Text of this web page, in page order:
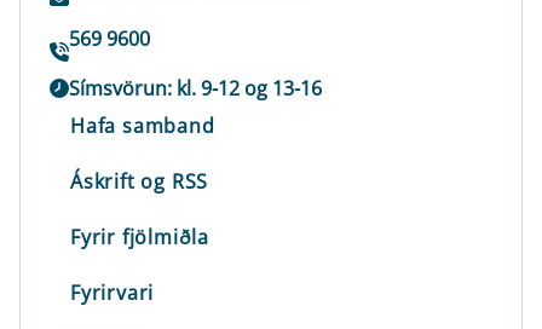
569 9600
Símsvörun: kl. 9-12 og 13-16
Hafa samband
Áskrift og RSS
Fyrir fjölmiðla
Fyrirvari